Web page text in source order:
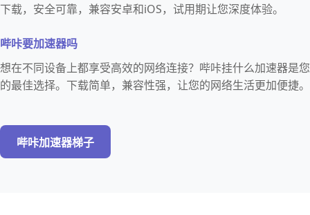
下载，安全可靠，兼容安卓和iOS，试用期让您深度体验。
哔咔要加速器吗
想在不同设备上都享受高效的网络连接？哔咔挂什么加速器是您
的最佳选择。下载简单，兼容性强，让您的网络生活更加便捷。
哔咔加速器梯子